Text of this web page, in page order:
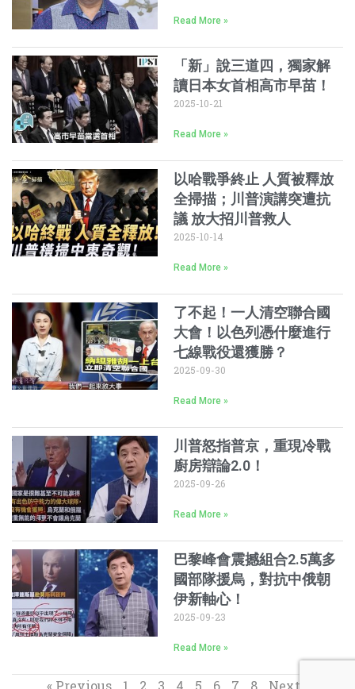
Read More »
「新」說三道四，獨家解
讀日本女首相高市早苗！
2025-10-21
Read More »
以哈戰爭終止 人質被釋放
全掃描；川普演講突遭抗
議 放大招川普救人
2025-10-14
Read More »
了不起！一人清空聯合國
大會！以色列憑什麼進行
七線戰役還獲勝？
2025-09-30
Read More »
川普怒指普京，重現冷戰
廚房辯論2.0！
2025-09-26
Read More »
巴黎峰會震撼組合2.5萬多
國部隊援烏，對抗中俄朝
伊新軸心！
2025-09-23
Read More »
« Previous 1 2 3 4 5 6 7 8 Next »